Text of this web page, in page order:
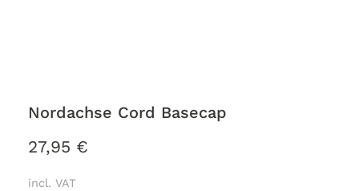
Nordachse Cord Basecap
27,95 €
incl. VAT